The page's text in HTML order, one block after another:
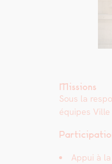
Missions
Sous la
équipes
Appui à